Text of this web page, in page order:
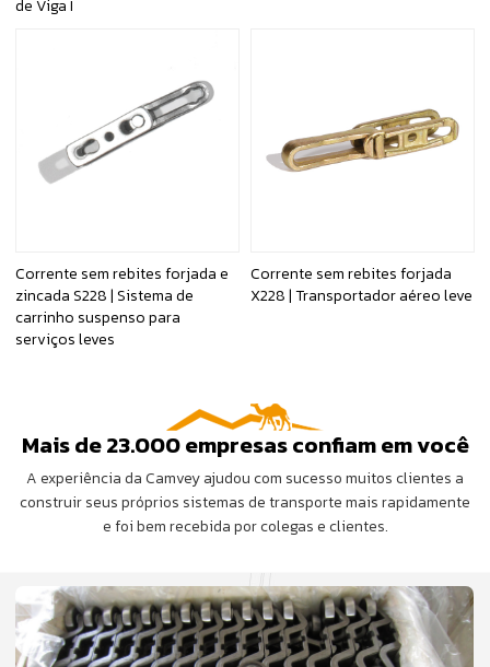
de Viga I
Corrente sem rebites forjada e
zincada S228 | Sistema de
carrinho suspenso para
serviços leves
Corrente sem rebites forjada
X228 | Transportador aéreo leve
Mais de 23.000 empresas confiam em você
A experiência da Camvey ajudou com sucesso muitos clientes a
construir seus próprios sistemas de transporte mais rapidamente
e foi bem recebida por colegas e clientes.